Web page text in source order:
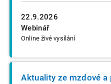
22.9.2026
Webinář
Online živé vysílání
Aktuality ze mzdové